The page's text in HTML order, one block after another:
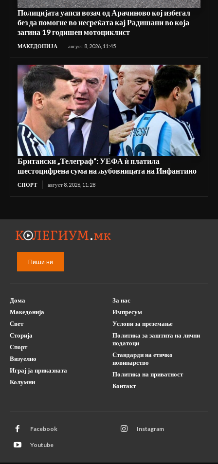
Полицијата уапси возач од Арачиново кој избегал
без да помогне во несреќата кај Радишани во која
загина 19 годишен мотоциклист
МАКЕДОНИЈА август 8, 2026, 11:45
Британски „Телеграф“: УЕФА ѝ платила
шестоцифрена сума на љубовницата на Инфантино
СПОРТ август 8, 2026, 11:28
Пиши ни
Дома
Македонија
Свет
Сторија
Спорт
Визуелно
Играј ја приказната
Колумни
За нас
Импресум
Услови за преземање
Политика за заштита на лични
податоци
Стандарди на етичко
новинарство
Политика на приватност
Контакт
Facebook Instagram
Youtube